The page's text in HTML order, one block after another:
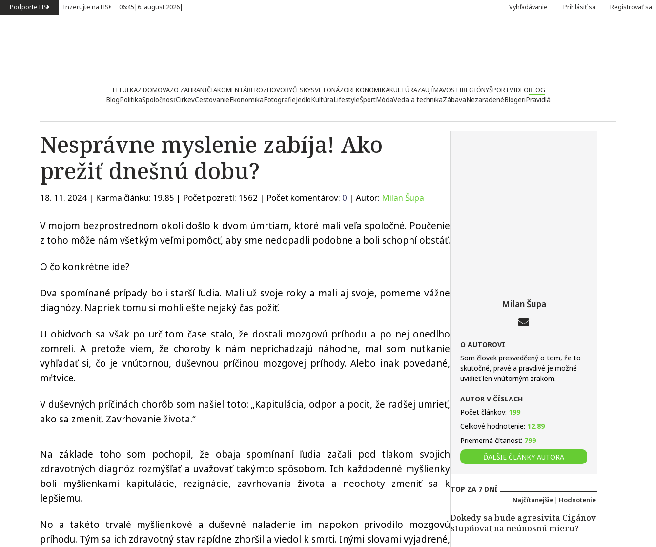
Podporte HS Inzerujte na HS 06:45|6. august 2026| Vyhľadávanie Prihlásiť sa Registrovať sa
TITULKAZ DOMOVAZO ZAHRANIČIAKOMENTÁREROZHOVORYČESKYSVETONÁZOREKONOMIKAKULTÚRAZAUJÍMAVOSTIREGIÓNYŠPORTVIDEOBLOG
BlogPolitikaSpoločnosťCirkevCestovanieEkonomikaFotografieJedloKultúraLifestyleŠportMódaVeda a technikaZábavaNezaradenéBlogeriPravidlá
Nesprávne myslenie zabíja! Ako
prežiť dnešnú dobu?
18. 11. 2024 | Karma článku: 19.85 | Počet pozretí: 1562 | Počet komentárov: 0 | Autor: Milan Šupa
V mojom bezprostrednom okolí došlo k dvom úmrtiam, ktoré mali veľa spoločné. Poučenie
z toho môže nám všetkým veľmi pomôcť, aby sme nedopadli podobne a boli schopní obstáť.
O čo konkrétne ide?
Dva spomínané prípady boli starší ľudia. Mali už svoje roky a mali aj svoje, pomerne vážne
diagnózy. Napriek tomu si mohli ešte nejaký čas požiť.
U obidvoch sa však po určitom čase stalo, že dostali mozgovú príhodu a po nej onedlho
zomreli. A pretože viem, že choroby k nám neprichádzajú náhodne, mal som nutkanie
vyhľadať si, čo je vnútornou, duševnou príčinou mozgovej príhody. Alebo inak povedané,
mŕtvice.
V duševných príčinách chorôb som našiel toto: „Kapitulácia, odpor a pocit, že radšej umrieť,
ako sa zmeniť. Zavrhovanie života.“
Na základe toho som pochopil, že obaja spomínaní ľudia začali pod tlakom svojich
zdravotných diagnóz rozmýšľať a uvažovať takýmto spôsobom. Ich každodenné myšlienky
boli myšlienkami kapitulácie, rezignácie, zavrhovania života a neochoty zmeniť sa k
lepšiemu.
No a takéto trvalé myšlienkové a duševné naladenie im napokon privodilo mozgovú
príhodu. Tým sa ich zdravotný stav rapídne zhoršil a viedol k smrti. Inými slovami vyjadrené,
Milan Šupa
O AUTOROVI
Som človek presvedčený o tom, že to
skutočné, pravé a pravdivé je možné
uvidieť len vnútorným zrakom.
AUTOR V ČÍSLACH
Počet článkov: 199
Celkové hodnotenie: 12.89
Priemerná čítanosť: 799
ĎALŠIE ČLÁNKY AUTORA
TOP ZA 7 DNÍ
Najčítanejšie | Hodnotenie
Dokedy sa bude agresivita Cigánov
stupňovať na neúnosnú mieru?